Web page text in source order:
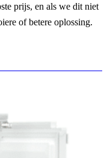
prijs, en als we dit niet
of betere oplossing.